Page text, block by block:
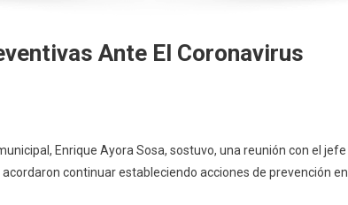
Ante El Coronavirus
Enrique Ayora Sosa, sostuvo, una reunión con el jefe
continuar estableciendo acciones de prevención en